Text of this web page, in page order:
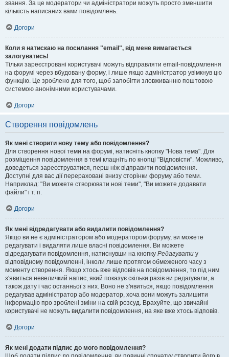
звання. За це модератори чи адміністратори можуть просто зменшити
кількість написаних вами повідомлень.
Догори
Коли я натискаю на посилання "email", від мене вимагається
залогуватись!
Тільки зареєстровані користувачі можуть відправляти email-повідомлення
на форумі через вбудовану форму, і лише якщо адміністратор увімкнув цю
функцію. Це зроблено для того, щоб запобігти зловживанню поштовою
системою анонімними користувачами.
Догори
Створення повідомлень
Як мені створити нову тему або повідомлення?
Для створення нової теми на форумі, натисніть кнопку "Нова тема". Для
розміщення повідомлення в темі клацніть по кнопці "Відповісти". Можливо,
доведеться зареєструватися, перш ніж відправити повідомлення.
Доступні для вас дії перераховані внизу сторінки форуму або теми.
Наприклад: "Ви можете створювати нові теми", "Ви можете додавати
файли" і т. п.
Догори
Як мені відредагувати або видалити повідомлення?
Якщо ви не є адміністратором або модератором форуму, ви можете
редагувати і видаляти лише власні повідомлення. Ви можете
відредагувати повідомлення, натиснувши на кнопку Редагувати у
відповідному повідомленні, інколи лише протягом обмеженого часу з
моменту створення. Якщо хтось вже відповів на повідомлення, то під ним
з'явиться невеличкий напис, який показує скільки разів ви редагували, а
також дату і час останньої з них. Воно не з'явиться, якщо повідомлення
редагував адміністратор або модератор, хоча вони можуть залишити
інформацію про зроблені зміни на свій розсуд. Врахуйте, що звичайні
користувачі не можуть видалити повідомлення, на яке вже хтось відповів.
Догори
Як мені додати підпис до мого повідомлення?